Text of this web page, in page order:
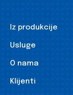
Iz produkcije
Usluge
O nama
Klijenti